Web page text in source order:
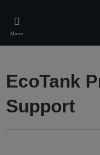
main
content
Meniu
EcoTank
Support